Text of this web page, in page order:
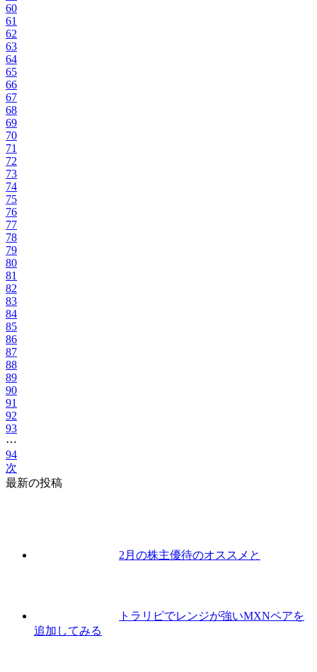
60
61
62
63
64
65
66
67
68
69
70
71
72
73
74
75
76
77
78
79
80
81
82
83
84
85
86
87
88
89
90
91
92
93
⋯
94
次
最新の投稿
2月の株主優待のオススメと
トラリピでレンジが強いMXNペアを
追加してみる